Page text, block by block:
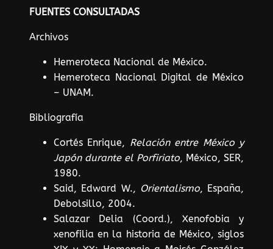
FUENTES CONSULTADAS
Archivos
Hemeroteca Nacional de México.
Hemeroteca Nacional Digital de México
– UNAM.
Bibliografía
Cortés Enrique, Relación entre México y
Japón durante el Porfiriato, México, SER,
1980.
Said, Edward W., Orientalismo, España,
Debolsillo, 2004.
Salazar Delia (Coord.), Xenofobia y
xenofilia en la historia de México, siglos